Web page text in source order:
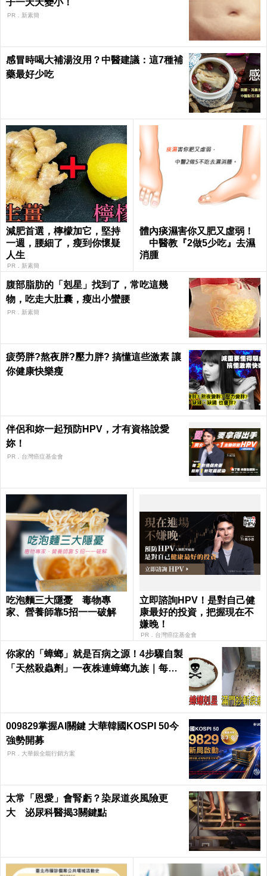
子一天天變小！
PR．新素簡
感冒時喝大補湯沒用？中醫建議：這7種補
藥最好少吃
減肥首選，檸檬加它，堅持
一週，腰細了，瘦到你懷疑
人生
PR．新素簡
體內痰濕害你又肥又虛弱！
中醫教『2做5少吃』去濕
消腫
腹部脂肪的「剋星」找到了，常吃這幾
物，吃走大肚囊，瘦出小蠻腰
PR．新素簡
疲勞胖?熬夜胖?壓力胖? 搞懂這些激素 讓
你健康快樂瘦
伴侶和妳一起預防HPV，才有資格說愛
妳！
PR．台灣癌症基金會
吃泡麵三大隱憂 毒物專
家、營養師靠5招一一破解
立即諮詢HPV！是對自己健
康最好的投資，把握現在不
嫌晚！
PR．台灣癌症基金會
你家的「蟑螂」就是百病之源！4步驟自製
「天然殺蟲劑」一夜株連蟑螂九族｜每日
009829掌握AI關鍵 大華韓國KOSPI 50今
強勢開募
PR．大華銀全能行銷方案
太常「恩愛」會腎虧？染尿道炎風險更
大 泌尿科醫揭3關鍵點